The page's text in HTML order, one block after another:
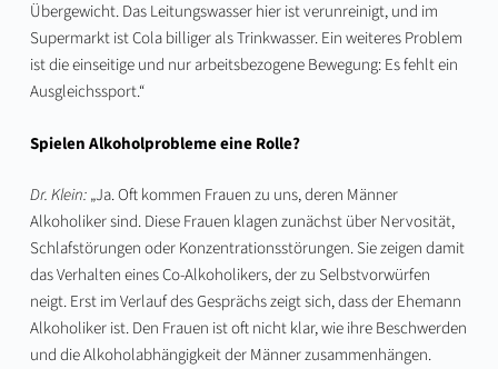
Übergewicht. Das Leitungswasser hier ist verunreinigt, und im
Supermarkt ist Cola billiger als Trinkwasser. Ein weiteres Problem
ist die einseitige und nur arbeitsbezogene Bewegung: Es fehlt ein
Ausgleichssport.“
Spielen Alkoholprobleme eine Rolle?
Dr. Klein:„Ja. Oft kommen Frauen zu uns, deren Männer
Alkoholiker sind. Diese Frauen klagen zunächst über Nervosität,
Schlafstörungen oder Konzentrationsstörungen. Sie zeigen damit
das Verhalten eines Co-Alkoholikers, der zu Selbstvorwürfen
neigt. Erst im Verlauf des Gesprächs zeigt sich, dass der Ehemann
Alkoholiker ist. Den Frauen ist oft nicht klar, wie ihre Beschwerden
und die Alkoholabhängigkeit der Männer zusammenhängen.